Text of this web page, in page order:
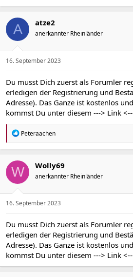
A atze2
anerkannter Rheinländer
16. September 2023
Du musst Dich zuerst als Forumler
erledigen der Registrierung und
Adresse). Das Ganze ist kostenlos
kommst Du unter diesem ---> Link
R
a
t
i
o
e
n
Peteraachen
W Wolly69
anerkannter Rheinländer
16. September 2023
Du musst Dich zuerst als Forumler
erledigen der Registrierung und
Adresse). Das Ganze ist kostenlos
kommst Du unter diesem ---> Link